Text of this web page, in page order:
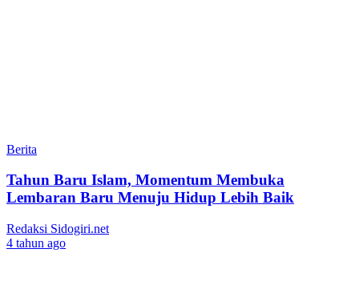
Berita
Tahun Baru Islam, Momentum Membuka
Lembaran Baru Menuju Hidup Lebih Baik
Redaksi Sidogiri.net
4 tahun ago